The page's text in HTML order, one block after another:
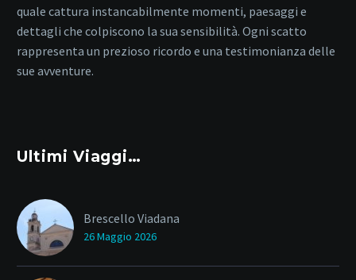
quale cattura instancabilmente momenti, paesaggi e
dettagli che colpiscono la sua sensibilità. Ogni scatto
rappresenta un prezioso ricordo e una testimonianza delle
sue avventure.
Ultimi Viaggi…
Brescello Viadana
26 Maggio 2026